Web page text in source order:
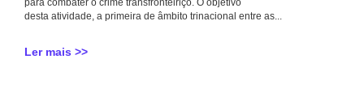
desta atividade, a primeira de âmbito trinacional entre as...
Ler mais >>